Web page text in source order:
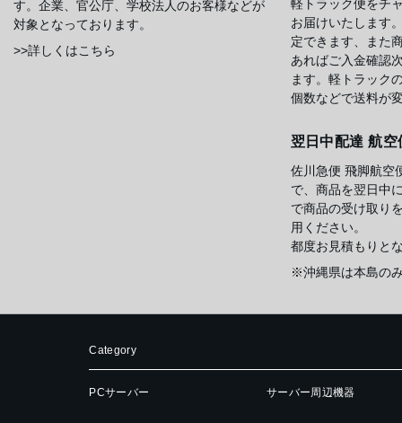
す。企業、官公庁、学校法人のお客様などが
対象となっております。
>>詳しくはこちら
軽トラック便をチ
お届けいたします
定できます、また
あればご入金確認
ます。軽トラック
個数などで送料が
翌日中配達 航
佐川急便 飛脚航空
で、商品を翌日中
で商品の受け取り
用ください。
都度お見積もりと
※沖縄県は本島の
Category
PCサーバー サーバー周辺機器